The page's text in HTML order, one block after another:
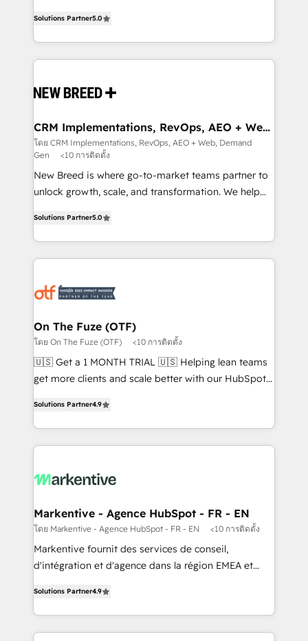
security. 🏆 Why Bluleadz? GTM OS Partner | 16+
Years Experience | 1,000+ Five-Star Reviews
includes specialized divisions Globalia (AI &
Software) and Point Success Media (Paid Media),
making this the official home for all three brands. 🔄
and system integrations powered by Globalia’s
trainers to drive platform adoption. 📈 Revenue
Generation - Full-funnel marketing and high-
performance advertising via Point Success Media. -
Expert deployment of Breeze AI and custom agents
to automate growth. 🏆 Elite Excellence - 8 platform
expertise. - A team of 250+ experts dedicated to
your resilient growth.
Solutions Partner5.0
CRM Implementations, RevOps, AEO + Web,
Demand Gen
โดย CRM Implementations, RevOps, AEO + Web, Demand
Gen
<10 การติดตั้ง
New Breed is where go-to-market teams partner to
unlock growth, scale, and transformation. We help
customer platform and operationalize HubSpot’s
Loop Marketing framework through expert-led
services, smart agents, and purpose-built apps,
results, fast. ⚙️CRM & RevOps: Align all Hubs to your
🎯Demand Gen & ABM: Drive pipeline with inbound,
ABM, AEO, SEO, & paid media. 👩‍💻Web Design:
Build high-performing websites with UX, messaging,
& conversion strategy that drive results. 🤖AI
AI, & maximize AEO with tailored AI services. 🧩
Integrations: Extend HubSpot with custom
Solutions Partner5.0
On The Fuze (OTF)
โดย On The Fuze (OTF) <10 การติดตั้ง
🇺🇸 Get a 1 MONTH TRIAL 🇺🇸 Helping lean teams
get more clients and scale better with our HubSpot
Win more business - Reduce no-shows - Improve
lead & deal conversion rates - Scale with less
What do you get? 🤓 Our client's are too busy to
Personal Consultant + Tech Team to handle the
heavy lifting of mapping out AND building your ideal
system. + Get best practices and 'don't know what
you don't know' recommendations to maximize
6,500+ Partners) and was named 2023 HubSpot
Partner of the Year 💥 Trusted by 2,500+ companies
Solutions Partner4.9
Markentive - Agence HubSpot - FR - EN
โดย Markentive - Agence HubSpot - FR - EN <10 การติดตั้ง
Markentive fournit des services de conseil,
d'intégration et d'agence dans la région EMEA et
marketing automation, Growth, Revops, CRM et
webdesign. Markentive is both a consulting firm, a
digital agency and an integrator. With over 115
Solutions Partner4.9